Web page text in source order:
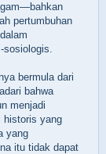
pertumbuhan
sosiologis.
bermula dari
bahwa
menjadi
historis yang
yang
itu tidak dapat